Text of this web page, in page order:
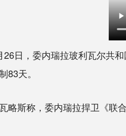
日，委内瑞拉玻利瓦尔共和
83天。
斯称，委内瑞拉捍卫《联合